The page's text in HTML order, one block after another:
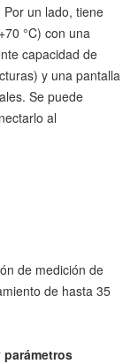
un lado, tiene
°C) con una
capacidad de
y una pantalla
Se puede
al
de medición de
de hasta 35
parámetros